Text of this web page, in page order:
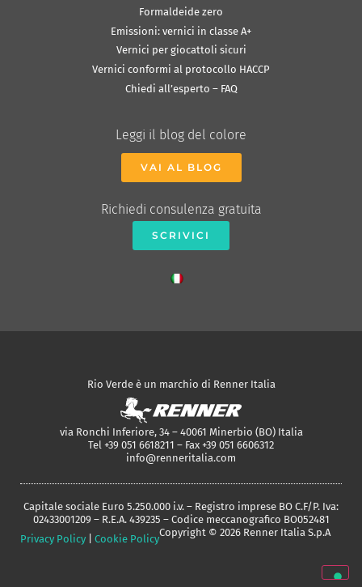
Formaldeide zero
Emissioni: vernici in classe A+
Vernici per giocattoli sicuri
Vernici conformi al protocollo HACCP
Chiedi all’esperto – FAQ
Leggi il blog del colore
VAI AL BLOG
Richiedi consulenza gratuita
SCRIVICI
Rio Verde è un marchio di Renner Italia
via Ronchi Inferiore, 34 – 40061 Minerbio (BO) Italia
Tel +39 051 6618211 – Fax +39 051 6606312
info@renneritalia.com
Capitale sociale Euro 5.250.000 i.v. – Registro imprese BO C.F/P. Iva:
02433001209 – R.E.A. 439235 – Codice meccanografico BO052481
Privacy Policy
Cookie Policy
Copyright © 2026 Renner Italia S.p.A